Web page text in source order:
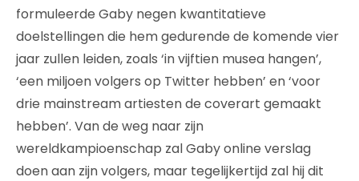
formuleerde Gaby negen kwantitatieve
doelstellingen die hem gedurende de komende vier
jaar zullen leiden, zoals ‘in vijftien musea hangen’,
‘een miljoen volgers op Twitter hebben’ en ‘voor
drie mainstream artiesten de coverart gemaakt
hebben’. Van de weg naar zijn
wereldkampioenschap zal Gaby online verslag
doen aan zijn volgers, maar tegelijkertijd zal hij dit